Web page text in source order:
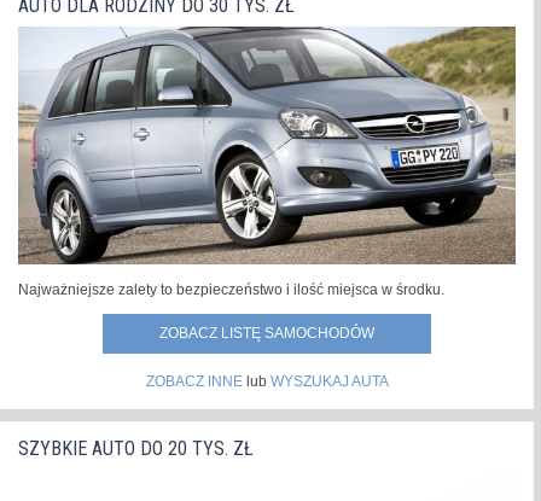
płytę podłogową EMP2. Karoseria Opla... »
AUTO DLA RODZINY DO 30 TYS. ZŁ
Najważniejsze zalety to bezpieczeństwo i ilość miejsca w środku.
ZOBACZ LISTĘ SAMOCHODÓW
ZOBACZ INNElub WYSZUKAJ AUTA
SZYBKIE AUTO DO 20 TYS. ZŁ